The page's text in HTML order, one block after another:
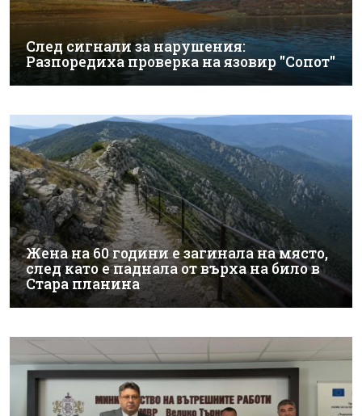
След сигнали за нарушения:
Разпоредиха проверка на язовир "Сопот"
Жена на 60 години е загинала на място,
след като е паднала от върха на било в
Стара планина